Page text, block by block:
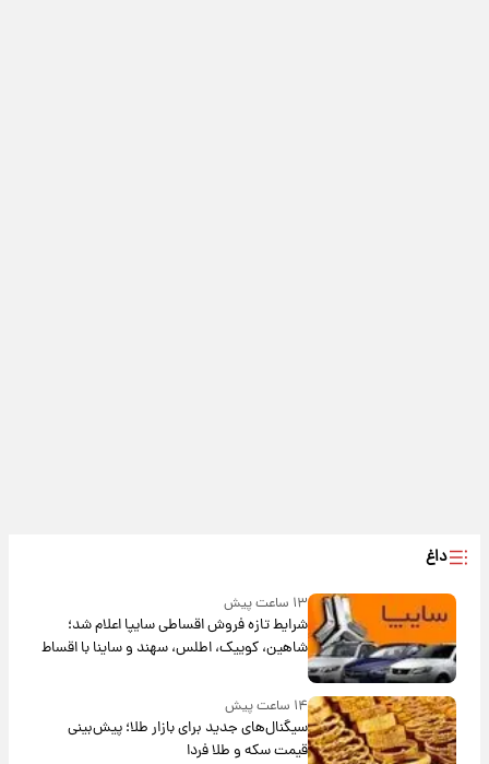
داغ
۱۳ ساعت پیش
شرایط تازه فروش اقساطی سایپا اعلام شد؛
شاهین، کوییک، اطلس، سهند و ساینا با اقساط
بلندمدت + جدول
۱۴ ساعت پیش
سیگنال‌های جدید برای بازار طلا؛ پیش‌بینی
قیمت سکه و طلا فردا